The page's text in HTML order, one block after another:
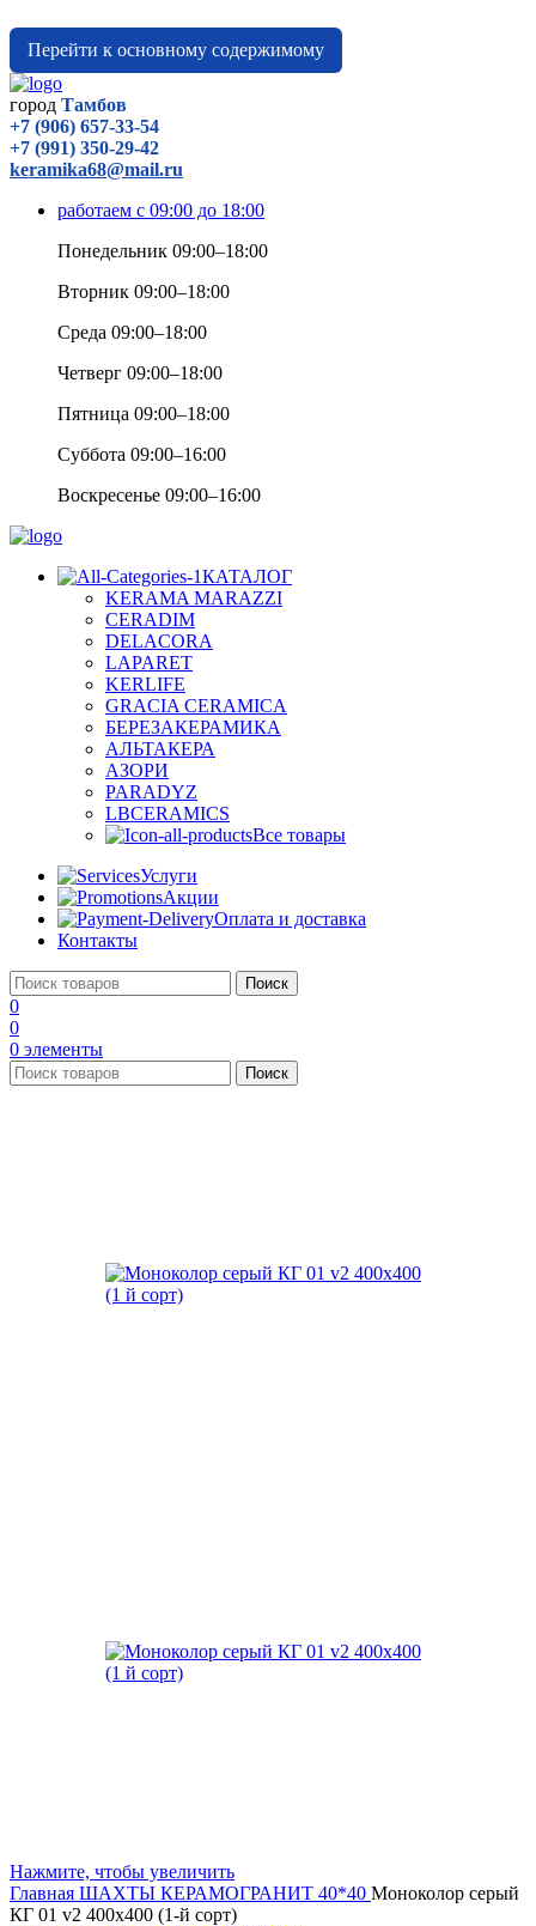
Перейти к основному содержимому
город Тамбов
+7 (906) 657-33-54
+7 (991) 350-29-42
keramika68@mail.ru
работаем с 09:00 до 18:00
Понедельник 09:00–18:00
Вторник 09:00–18:00
Среда 09:00–18:00
Четверг 09:00–18:00
Пятница 09:00–18:00
Суббота 09:00–16:00
Воскресенье 09:00–16:00
КАТАЛОГ
KERAMA MARAZZI
CERADIM
DELACORA
LAPARET
KERLIFE
GRACIA CERAMICA
БЕРЕЗАКЕРАМИКА
АЛЬТАКЕРА
АЗОРИ
PARADYZ
LBCERAMICS
Все товары
Услуги
Акции
Оплата и доставка
Контакты
Поиск
0
0
0 элементы
Поиск
Нажмите, чтобы увеличить
Главная ШАХТЫ КЕРАМОГРАНИТ 40*40 Моноколор серый
КГ 01 v2 400х400 (1-й сорт)